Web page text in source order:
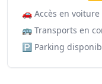
🚗 Accès en
🚌 Transports en
🅿️ Parking